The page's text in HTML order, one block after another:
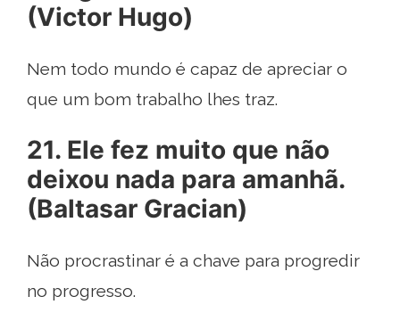
(Victor Hugo)
Nem todo mundo é capaz de apreciar o
que um bom trabalho lhes traz.
21. Ele fez muito que não
deixou nada para amanhã.
(Baltasar Gracian)
Não procrastinar é a chave para progredir
no progresso.